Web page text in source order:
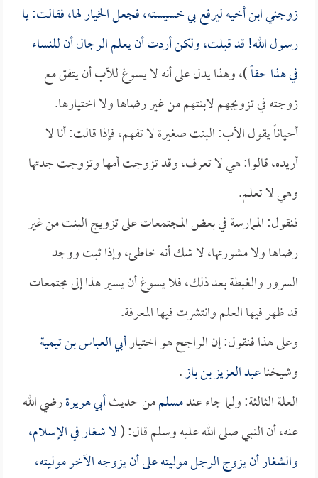
زوجني ابن أخيه ليرفع بي خسيسته، فجعل الخيار لها، فقالت: يا
رسول الله! قد قبلت، ولكن أردت أن يعلم الرجال أن للنساء
في هذا حقاً)، وهذا يدل على أنه لا يسوغ للأب أن يتفق مع
زوجته في تزويجهم لابنتهم من غير رضاها ولا اختيارها.
أحياناً يقول الأب: البنت صغيرة لا تفهم، فإذا قالت: أنا لا
أريده، قالوا: هي لا تعرف، وقد تزوجت أمها وتزوجت جدتها
وهي لا تعلم.
فنقول: الممارسة في بعض المجتمعات على تزويج البنت من غير
رضاها ولا مشورتها، لا شك أنه خاطئ، وإذا ثبت ووجد
السرور والغبطة بعد ذلك، فلا يسوغ أن يسير هذا إلى مجتمعات
قد ظهر فيها العلم وانتشرت فيها المعرفة.
وعلى هذا فنقول: إن الراجح هو اختيارأبي العباس بن تيمية
وشيخناعبد العزيز بن باز.
العلة الثالثة: ولما جاء عندمسلممن حديثأبي هريرةرضي الله
عنه، أن النبي صلى الله عليه وسلم قال: (لا شغار في الإسلام،
والشغار أن يزوج الرجل موليته على أن يزوجه الآخر موليته،